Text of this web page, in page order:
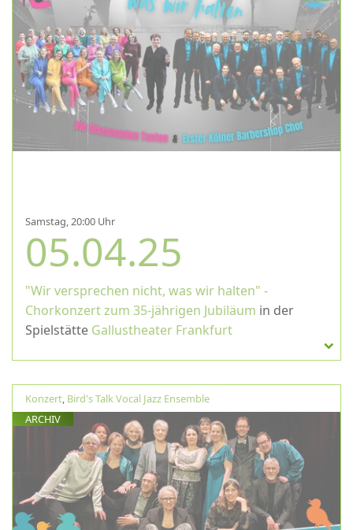
Samstag, 20:00 Uhr
05.04.25
"Wir versprechen nicht, was wir halten" -
Chorkonzert zum 35-jährigen Jubiläum in der
Spielstätte Gallustheater Frankfurt
Konzert, Bird's Talk Vocal Jazz Ensemble
ARCHIV